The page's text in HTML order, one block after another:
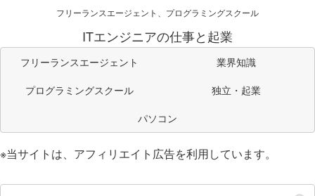
フリーランスエージェント、プログラミングスクール
ITエンジニアの仕事と起業
フリーランスエージェント
業界知識
プログラミングスクール
独立・起業
パソコン
※当サイトは、アフィリエイト広告を利用しています。